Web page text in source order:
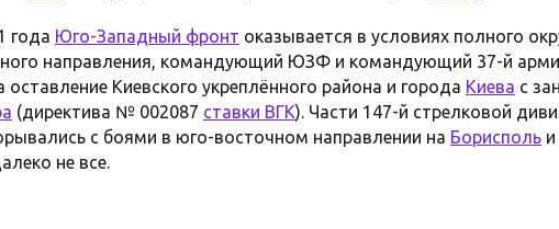
года Юго-Западный фронт оказывается в условиях полного
направления, командующий ЮЗФ и командующий 37-й
оставление Киевского укреплённого района и города Киева с
(директива № 002087 ставки ВГК). Части 147-й стрелковой
с боями в юго-восточном направлении на Борисполь
не все.